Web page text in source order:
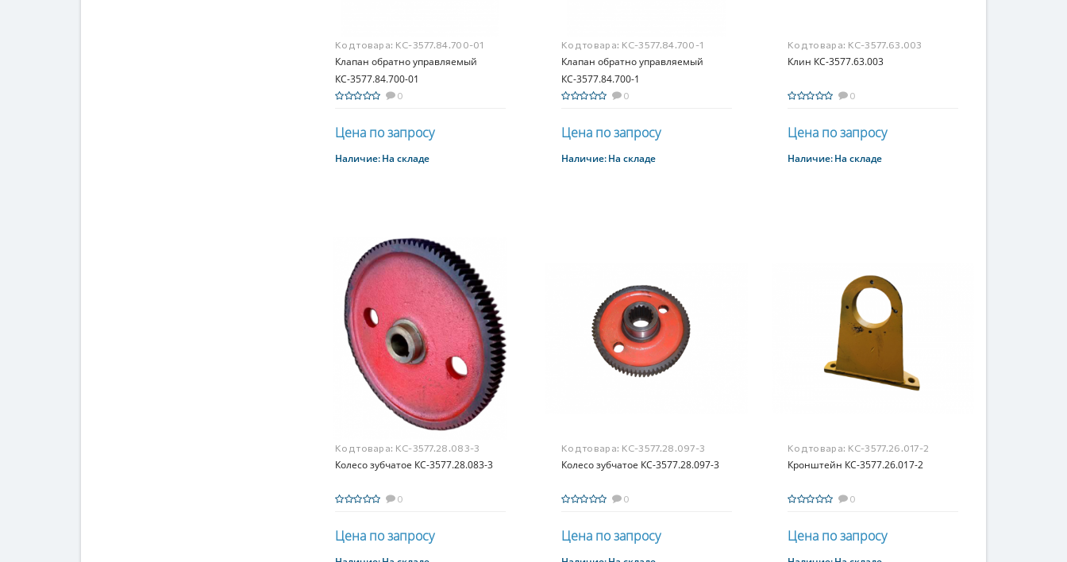
Код товара: КС-3577.84.700-01
Клапан обратно управляемый
КС-3577.84.700-01
0
Цена по запросу
Купить
Наличие:На складе
Код товара: КС-3577.84.700-1
Клапан обратно управляемый
КС-3577.84.700-1
0
Цена по запросу
Купить
Наличие:На складе
Код товара: КС-3577.63.003
Клин КС-3577.63.003
0
Цена по запросу
Купить
Наличие:На складе
Код товара: КС-3577.28.083-3
Колесо зубчатое КС-3577.28.083-3
0
Цена по запросу
Код товара: КС-3577.28.097-3
Колесо зубчатое КС-3577.28.097-3
0
Цена по запросу
Код товара: КС-3577.26.017-2
Кронштейн КС-3577.26.017-2
0
Цена по запросу